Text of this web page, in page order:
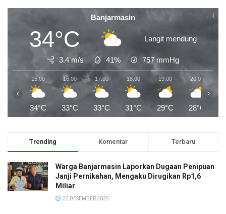
Banjarmasin
34°C Langit mendung
3.4 m/s 41% 757 mmHg
15:00
34°C
16:00
33°C
17:00
33°C
18:00
31°C
19:00
29°C
20:00
28°C
‹ ›
Trending Komentar Terbaru
Warga Banjarmasin Laporkan Dugaan Penipuan
Janji Pernikahan, Mengaku Dirugikan Rp1,6
Miliar
22 DESEMBER 2025